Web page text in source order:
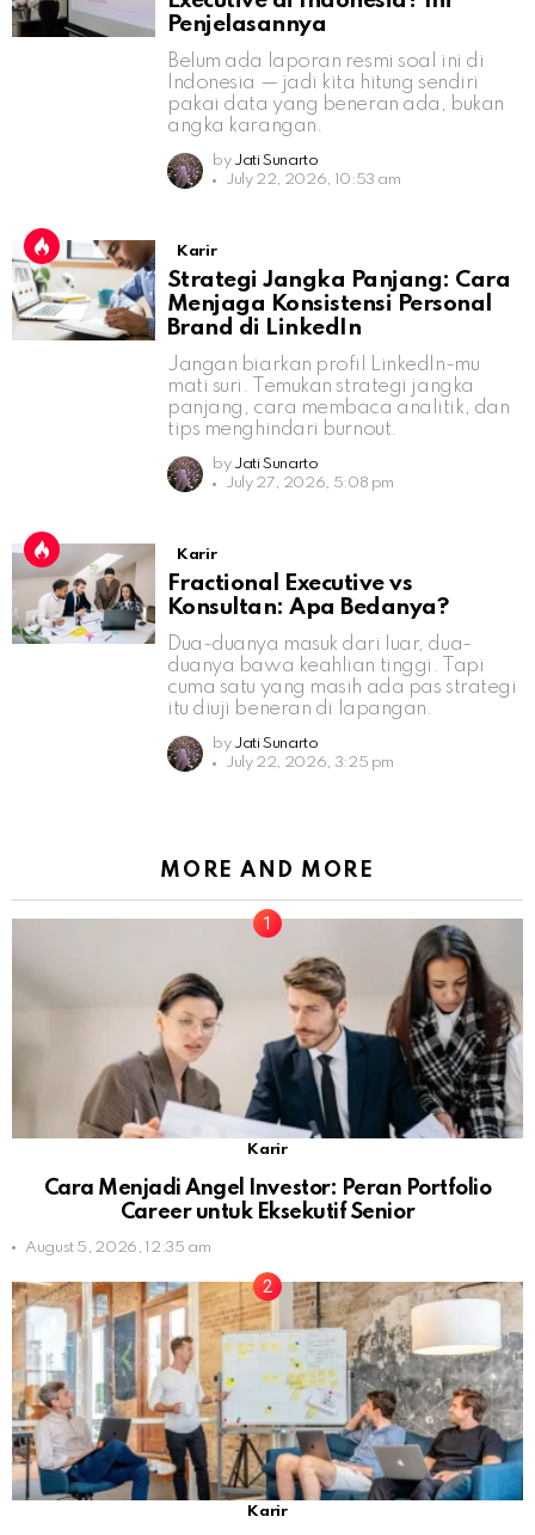
Penjelasannya
Belum ada laporan resmi soal ini di
Indonesia — jadi kita hitung sendiri
pakai data yang beneran ada, bukan
angka karangan.
by Jati Sunarto
July 22, 2026, 10:53 am
Karir
Strategi Jangka Panjang: Cara
Menjaga Konsistensi Personal
Brand di LinkedIn
Jangan biarkan profil LinkedIn-mu
mati suri. Temukan strategi jangka
panjang, cara membaca analitik, dan
tips menghindari burnout.
by Jati Sunarto
July 27, 2026, 5:08 pm
Karir
Fractional Executive vs
Konsultan: Apa Bedanya?
Dua-duanya masuk dari luar, dua-
duanya bawa keahlian tinggi. Tapi
cuma satu yang masih ada pas strategi
itu diuji beneran di lapangan.
by Jati Sunarto
July 22, 2026, 3:25 pm
MORE AND MORE
Karir
Cara Menjadi Angel Investor: Peran Portfolio
Career untuk Eksekutif Senior
August 5, 2026, 12:35 am
Karir